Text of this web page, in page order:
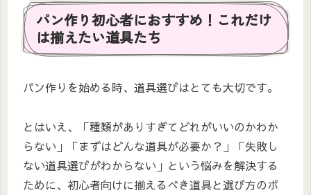
パン作り初心者におすすめ！これだけ
は揃えたい道具たち
パン作りを始める時、道具選びはとても大切です。
とはいえ、「種類がありすぎてどれがいいのかわか
らない」「まずはどんな道具が必要か？」「失敗し
ない道具選びがわからない」という悩みを解決する
ために、初心者向けに揃えるべき道具と選び方のポ